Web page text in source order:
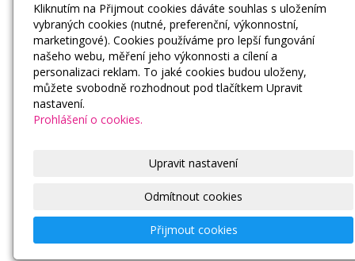
Kliknutím na Přijmout cookies dáváte souhlas s uložením
vybraných cookies (nutné, preferenční, výkonnostní,
marketingové). Cookies používáme pro lepší fungování
našeho webu, měření jeho výkonnosti a cílení a
personalizaci reklam. To jaké cookies budou uloženy,
můžete svobodně rozhodnout pod tlačítkem Upravit
nastavení.
Prohlášení o cookies.
Upravit nastavení
Odmítnout cookies
Přijmout cookies